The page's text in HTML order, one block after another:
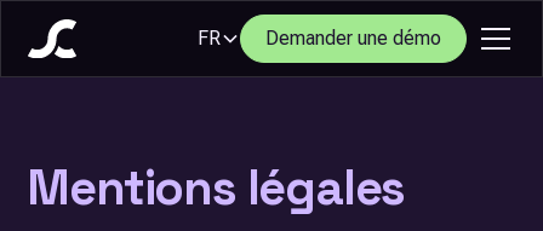
FR Demander une démo
Mentions légales